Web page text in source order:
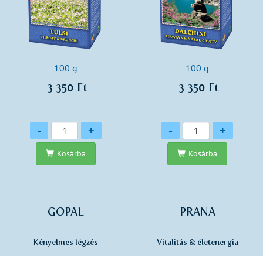
100 g
3 350 Ft
Mennyiség
- +
Kosárba
100 g
3 350 Ft
Mennyiség
- +
Kosárba
GOPAL
Kényelmes légzés
PRANA
Vitalitás & életenergia